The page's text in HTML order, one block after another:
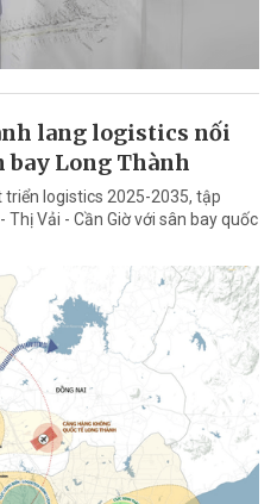
lang logistics nối
bay Long Thành
triển logistics 2025-2035, tập
Vải - Cần Giờ với sân bay quốc